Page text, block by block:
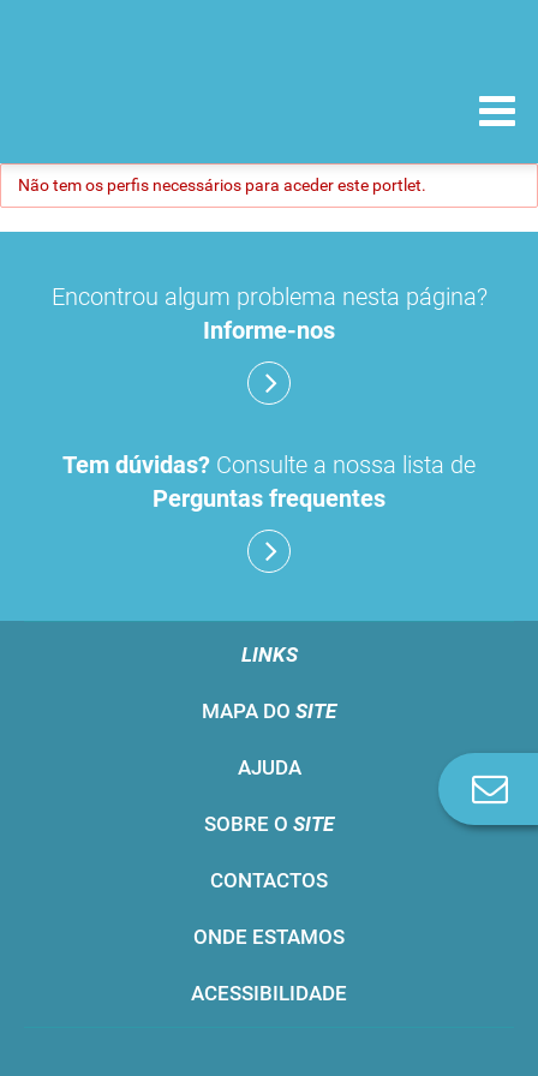
Não tem os perfis necessários para aceder este portlet.
Encontrou algum problema nesta página?
Informe-nos
Tem dúvidas? Consulte a nossa lista de
Perguntas frequentes
LINKS
MAPA DO SITE
AJUDA
SOBRE O SITE
CONTACTOS
ONDE ESTAMOS
ACESSIBILIDADE